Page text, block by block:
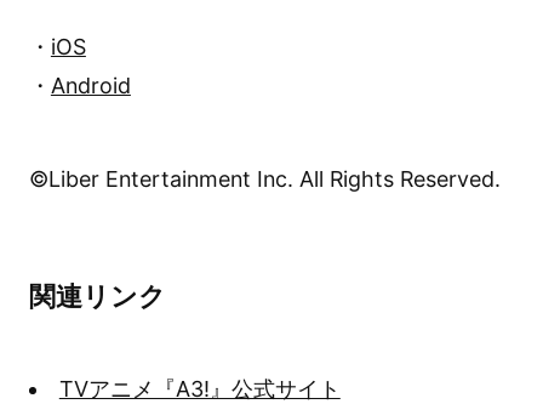
・ iOS
・ Android
©Liber Entertainment Inc. All Rights Reserved.
関連リンク
TVアニメ『A3!』公式サイト